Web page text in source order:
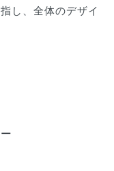
し、全体のデザイ